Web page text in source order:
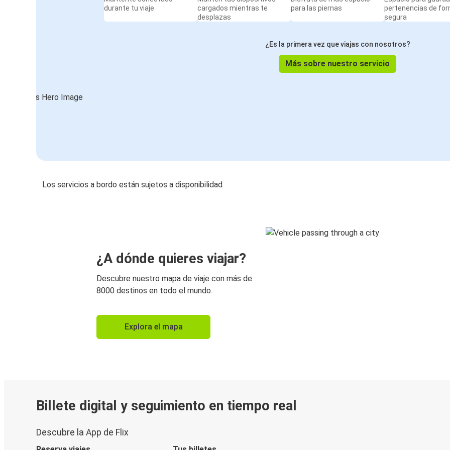
durante tu viaje
cargados mientras te
desplazas
para las piernas
pertenencias de
segura
¿Es la primera vez que viajas con nosotros?
Más sobre nuestro servicio
Los servicios a bordo están sujetos a disponibilidad
¿A dónde quieres viajar?
Descubre nuestro mapa de viaje con más de
8000 destinos en todo el mundo.
Explora el mapa
Billete digital y seguimiento en tiempo real
Descubre la App de Flix